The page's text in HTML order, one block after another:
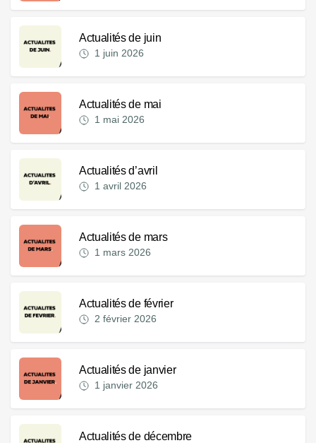
Actualités de juin
1 juin 2026
Actualités de mai
1 mai 2026
Actualités d’avril
1 avril 2026
Actualités de mars
1 mars 2026
Actualités de février
2 février 2026
Actualités de janvier
1 janvier 2026
Actualités de décembre